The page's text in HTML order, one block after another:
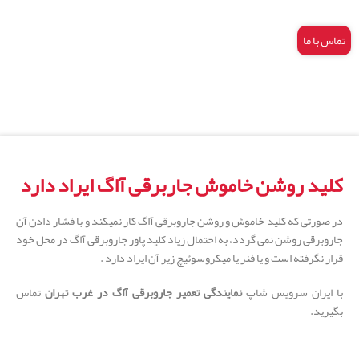
تماس با ما
کلید روشن خاموش جاربرقی آاگ ایراد دارد
در صورتی که کلید خاموش و روشن جاروبرقی آاگ کار نمیکند و با فشار دادن آن
جاروبرقی روشن نمی گردد، به احتمال زیاد کلید پاور جاروبرقی آاگ در محل خود
قرار نگرفته است و یا فنر یا میکروسوئیچ زیر آن ایراد دارد .
با ایران سرویس شاپنمایندگی تعمیر جاروبرقی آاگ در غرب تهرانتماس
بگیرید.